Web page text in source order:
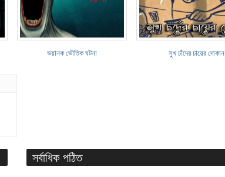
ভয়ানক ভৌতিক ঘটনা সুখ চাঁদের চায়ের দোকান
সর্বাধিক পঠিত